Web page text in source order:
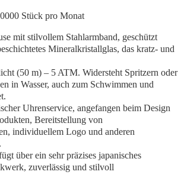
Stück pro Monat
mit stilvollem Stahlarmband, geschützt
Mineralkristallglas, das kratz- und
(50 m) – 5 ATM. Widersteht Spritzern oder
in Wasser, auch zum Schwimmen und
Uhrenservice, angefangen beim Design
Bereitstellung von
individuellem Logo und anderen
über ein sehr präzises japanisches
zuverlässig und stilvoll